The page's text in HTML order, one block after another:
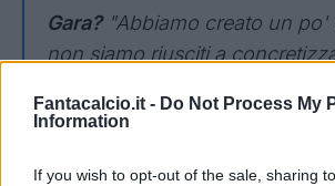
Fantacalcio.it - Do Not Process My
Information
If you wish to opt-out of the sale, sharing
Gara?"Abbiamo creato un po'
non siamo riusciti a
le partite sono difficili,
abbiamo vinto".
Fame? "Ancora con questa